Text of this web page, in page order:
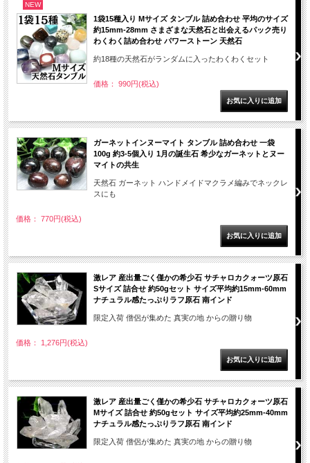
NEW
1袋15種入り Mサイズ タンブル 詰め合わせ 平均のサイズ
約15mm-28mm さまざまな天然石と出会えるパック売り
わくわく詰め合わせ パワーストーン 天然石
約18種の天然石がランダムに入ったわくわくセット
価格： 990円(税込)
ガーネットインヌーマイト タンブル 詰め合わせ 一袋
100g 約3-5個入り 1月の誕生石 希少なガーネットとヌー
マイトの共生
天然石 ガーネット ハンドメイドマクラメ編みでネックレ
スにも
価格： 770円(税込)
激レア 産出量ごく僅かの希少石 サチャロカクォーツ原石
Sサイズ 詰合せ 約50gセット サイズ平均約15mm-60mm
ナチュラル感たっぷりラフ原石 南インド
限定入荷 僧侶が集めた 真実の地 からの贈り物
価格： 1,276円(税込)
激レア 産出量ごく僅かの希少石 サチャロカクォーツ原石
Mサイズ 詰合せ 約50gセット サイズ平均約25mm-40mm
ナチュラル感たっぷりラフ原石 南インド
限定入荷 僧侶が集めた 真実の地 からの贈り物